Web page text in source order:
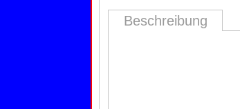
Beschreibung